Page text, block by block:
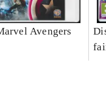
Avengers